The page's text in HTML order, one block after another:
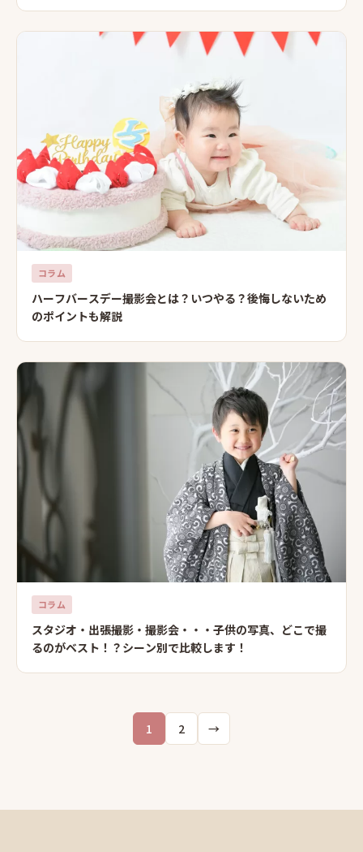
コラム
ハーフバースデー撮影会とは？いつやる？後悔しないため
のポイントも解説
コラム
スタジオ・出張撮影・撮影会・・・子供の写真、どこで撮
るのがベスト！？シーン別で比較します！
1 2 →